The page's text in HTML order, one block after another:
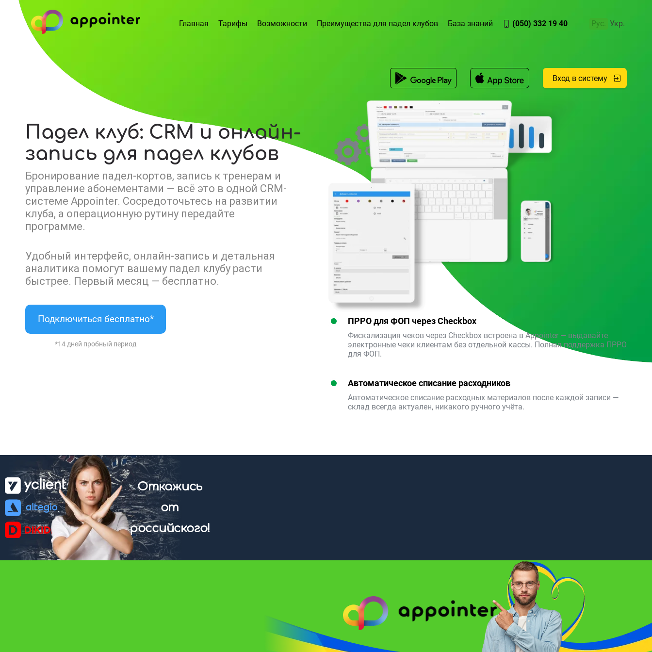
Главная Тарифы Возможности Преимущества для падел клубов База знаний (050) 332 19 40 Рус. Укр.
Вход в систему
Падел клуб: CRM и онлайн-
запись для падел клубов
Бронирование падел-кортов, запись к тренерам и
управление абонементами — всё это в одной CRM-
системе Appointer. Сосредоточьтесь на развитии
клуба, а операционную рутину передайте
программе.
Удобный интерфейс, онлайн-запись и детальная
аналитика помогут вашему падел клубу расти
быстрее. Первый месяц — бесплатно.
Подключиться бесплатно*
*14 дней пробный период
ПРРО для ФОП через Checkbox
Фискализация чеков через Checkbox встроена в Appointer — выдавайте
электронные чеки клиентам без отдельной кассы. Полная поддержка ПРРО
для ФОП.
Автоматическое списание расходников
Автоматическое списание расходных материалов после каждой записи —
склад всегда актуален, никакого ручного учёта.
Откажись
от
российского!